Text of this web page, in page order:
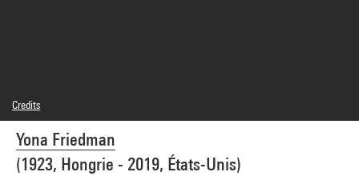
Yona Friedman
(1923, Hongrie - 2019, États-Unis)
Credits
© Adagp, Paris
Photo credits : Centre Pompidou, MNAM-CCI/Philippe Migeat/Dist. GrandPalaisRmn
Image reference : 4F31238 [2003 CX 3029]
Image presentation :GrandPalaisRmnPhoto